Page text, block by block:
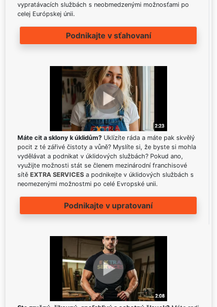
vypratávacích službách s neobmedzenými možnosťami po
celej Európskej únii.
Podnikajte v sťahovaní
Máte cit a sklony k úklidům? Uklízíte ráda a máte pak skvělý
pocit z té zářivé čistoty a vůně? Myslíte si, že byste si mohla
vydělávat a podnikat v úklidových službách? Pokud ano,
využijte možnosti stát se členem mezinárodní franchisové
sítě EXTRA SERVICES a podnikejte v úklidových službách s
neomezenými možnostmi po celé Evropské unii.
Podnikajte v upratovaní